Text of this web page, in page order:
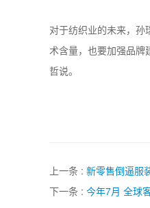
对于纺织业的未来，
术含量，也要加强品牌
哲说。
上一条 : 新零售倒逼服
下一条 : 今年7月 全球